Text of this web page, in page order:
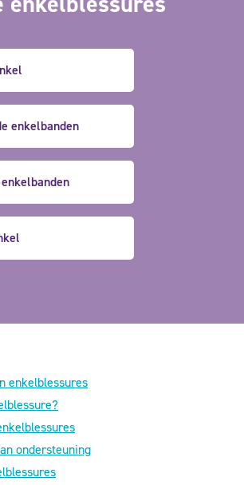
enkelbanden
enkelblessures
ondersteuning